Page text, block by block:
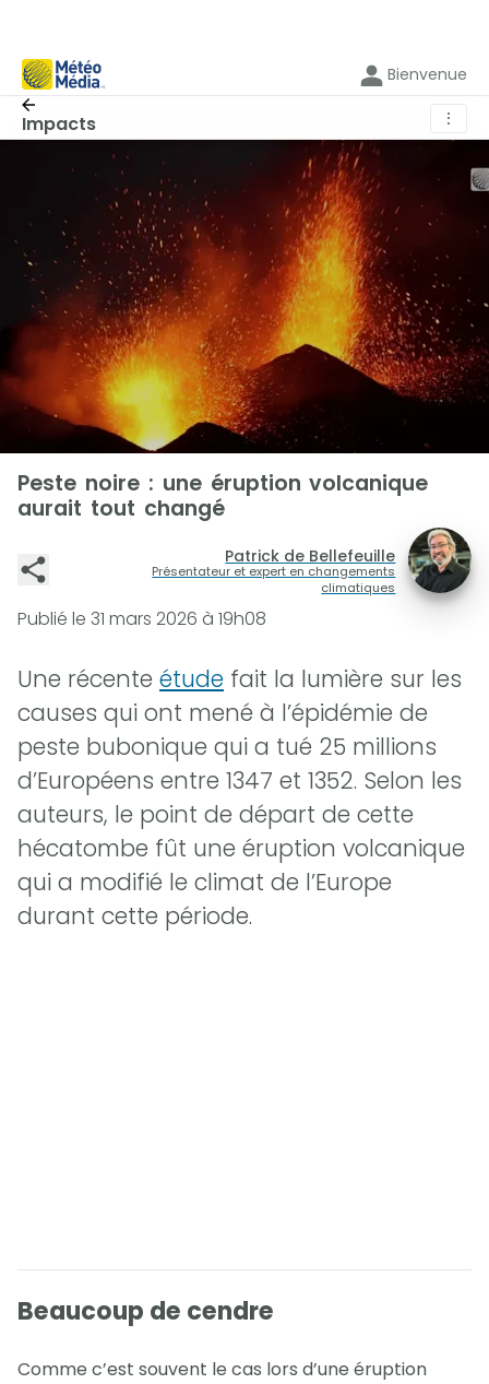
Bienvenue
Impacts ⋮
Peste noire : une éruption volcanique
aurait tout changé
Patrick de Bellefeuille
Présentateur et expert en changements
climatiques
Publié le 31 mars 2026 à 19h08
Une récente étude fait la lumière sur les
causes qui ont mené à l’épidémie de
peste bubonique qui a tué 25 millions
d’Européens entre 1347 et 1352. Selon les
auteurs, le point de départ de cette
hécatombe fût une éruption volcanique
qui a modifié le climat de l’Europe
durant cette période.
Beaucoup de cendre
Comme c’est souvent le cas lors d’une éruption